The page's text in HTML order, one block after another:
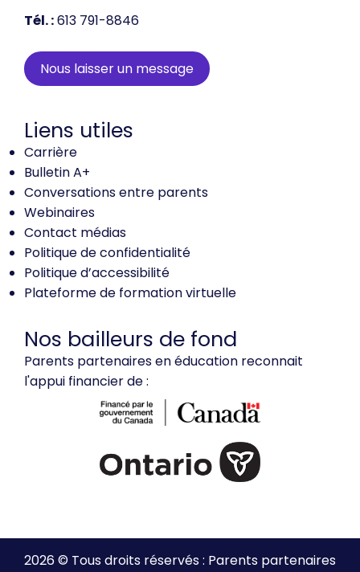
Tél. :613 791-8846
Nous laisser un message
Liens utiles
Carrière
Bulletin A+
Conversations entre parents
Webinaires
Contact médias
Politique de confidentialité
Politique d’accessibilité
Plateforme de formation virtuelle
Nos bailleurs de fond
Parents partenaires en éducation reconnait
l'appui financier de :
2026 © Tous droits réservés : Parents partenaires